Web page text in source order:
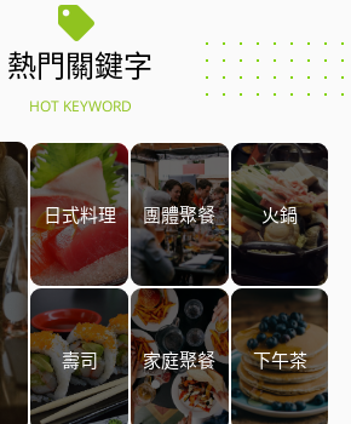
熱門關鍵字
HOT KEYWORD
日式料理 團體聚餐 火鍋
壽司 家庭聚餐 下午茶